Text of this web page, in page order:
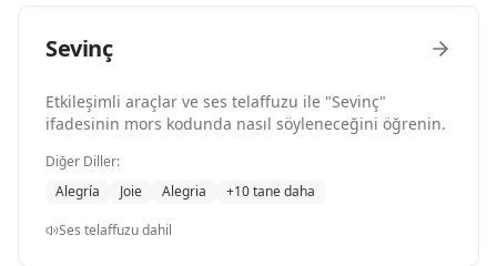
Sevinç
Etkileşimli araçlar ve ses telaffuzu ile "Sevinç"
ifadesinin mors kodunda nasıl söyleneceğini öğrenin.
Diğer Diller:
Alegría
Joie Alegria +10 tane daha
Ses telaffuzu dahil